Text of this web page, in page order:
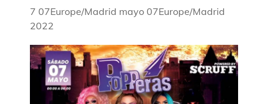
7 07Europe/Madrid mayo 07Europe/Madrid
2022